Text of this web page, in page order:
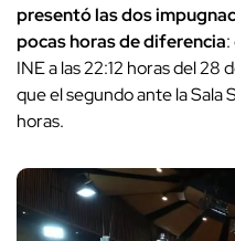
presentó las dos
pocas horas de diferencia
INE a las 22:12 horas del
que el segundo ante la Sala
horas.